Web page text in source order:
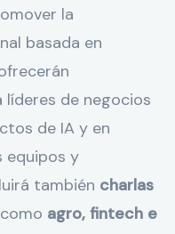
la
basada en
de negocios
de IA y en
equipos y
también charlas
agro, fintech e